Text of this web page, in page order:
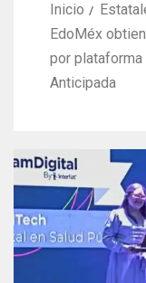
Inicio
EdoMéx
por
Anticipada